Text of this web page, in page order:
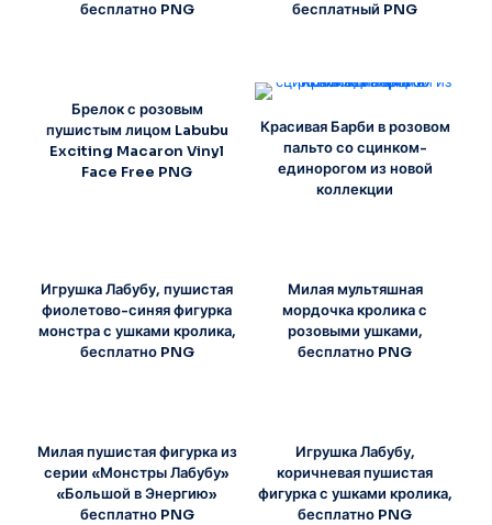
бесплатно PNG
бесплатный PNG
Брелок с розовым
пушистым лицом Labubu
Exciting Macaron Vinyl
Face Free PNG
Красивая Барби в розовом
пальто со сцинком-
единорогом из новой
коллекции
Игрушка Лабубу, пушистая
фиолетово-синяя фигурка
монстра с ушками кролика,
бесплатно PNG
Милая мультяшная
мордочка кролика с
розовыми ушками,
бесплатно PNG
Милая пушистая фигурка из
серии «Монстры Лабубу»
«Большой в Энергию»
бесплатно PNG
Игрушка Лабубу,
коричневая пушистая
фигурка с ушками кролика,
бесплатно PNG